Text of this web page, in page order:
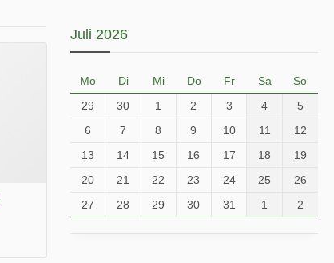
Juli 2026
Mo Di Mi Do Fr Sa
So
29
30 1 2 3 4
5
6
7 8 9 10 11
12
13
14 15 16 17 18
19
20
21 22 23 24 25
26
27
28 29 30 31 1 2